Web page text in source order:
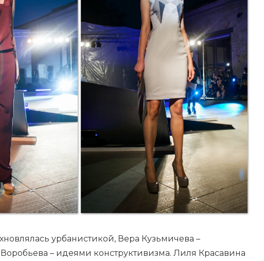
урбанистикой, Вера Кузьмичева –
– идеями конструктивизма. Лиля Красавина